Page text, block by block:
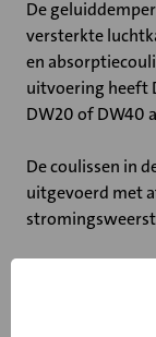
De
versterkte
en
uitvoering heeft
DW20 of DW40
De coulissen in
uitgevoerd met
• Coulissedikte
• Ook leverbaar